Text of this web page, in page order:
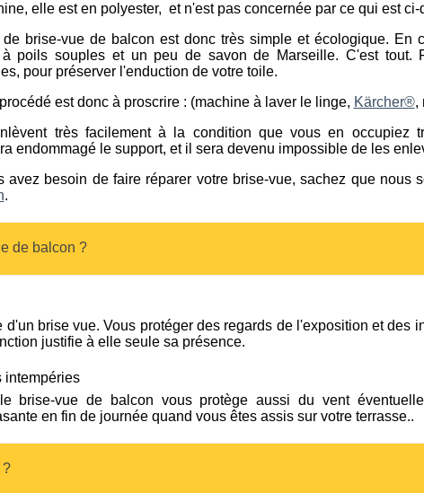
elle est en polyester, et n'est pas concernée par ce qui est ci-
brise-vue de balcon est donc très simple et écologique. En
poils souples et un peu de savon de Marseille. C'est tout.
pour préserver l'enduction de votre toile.
est donc à proscrire : (machine à laver le linge, Kärcher®,
très facilement à la condition que vous en occupiez
endommagé le support, et il sera devenu impossible de les
avez besoin de faire réparer votre brise-vue, sachez que nous
.
de balcon ?
d'un brise vue. Vous protéger des regards de l'exposition et des
justifie à elle seule sa présence.
intempéries
brise-vue de balcon vous protège aussi du vent
en fin de journée quand vous êtes assis sur votre terrasse..